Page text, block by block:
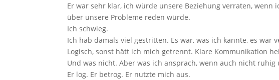
Er war sehr klar, ich würde unsere Beziehung verraten,
über unsere Probleme reden würde.
Ich schwieg.
Ich hab damals viel gestritten. Es war, was ich kannte, es
Logisch, sonst hätt ich mich getrennt. Klare Kommunikation
Und was nicht. Aber was ich ansprach, wenn auch nicht
Er log. Er betrog. Er nutzte mich aus.